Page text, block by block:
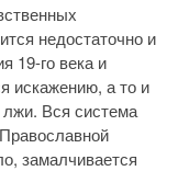
недостаточно и
19-го века и
искажению, а то и
лжи. Вся система
замалчивается